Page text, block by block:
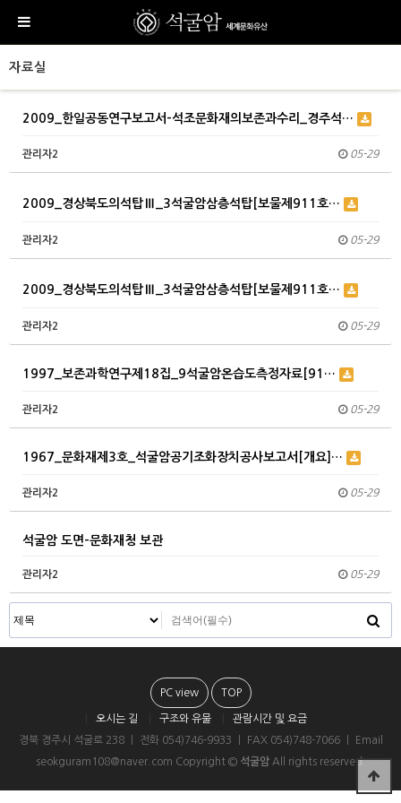
자료실
2009_한일공동연구보고서-석조문화재의보존과수리_경주석…
관리자2 05-29
2009_경상북도의석탑Ⅲ_3석굴암삼층석탑[보물제911호…
관리자2 05-29
2009_경상북도의석탑Ⅲ_3석굴암삼층석탑[보물제911호…
관리자2 05-29
1997_보존과학연구제18집_9석굴암온습도측정자료[91…
관리자2 05-29
1967_문화재제3호_석굴암공기조화장치공사보고서[개요]…
관리자2 05-29
석굴암 도면-문화재청 보관
관리자2 05-29
PC view TOP
오시는 길 구조와 유물
관람시간 및 요금
경북 경주시 석굴로 238 ㅣ 전화 054)746-9933 ㅣ FAX 054)748-7066 ㅣ Email
seokguram108@naver.com Copyright © 석굴암All rights reserved.